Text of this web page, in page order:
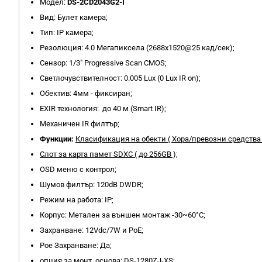
Модел: DS-2CD2043G2-I
Вид: Булет камера;
Тип: IP камера;
Резолюция: 4.0 Мегапиксела (2688x1520@25 кад/сек);
Сензор: 1/3" Progressive Scan CMOS;
Светлочувствителност: 0.005 Lux (0 Lux IR on);
Обектив: 4мм - фиксиран;
EXIR технология: до 40 м (Smart IR);
Механичен IR филтър;
Функции: Класификация на обекти ( Хора/превозни
Слот за карта памет SDXC ( до 256GB );
OSD меню с контрол;
Шумов филтър: 120dB DWDR;
Режим на работа: IP;
Корпус: Метален за външен монтаж -30~60°C;
Захранване: 12Vdc/7W и PoE;
Poe Захранване: Да;